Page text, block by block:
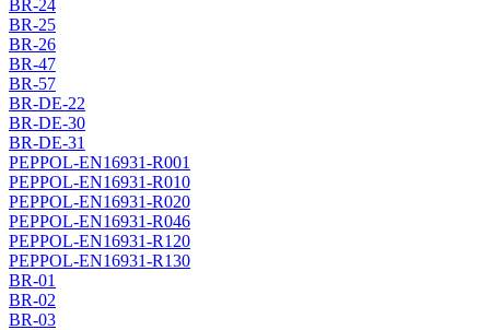
BR-24
BR-25
BR-26
BR-47
BR-57
BR-DE-22
BR-DE-30
BR-DE-31
PEPPOL-EN16931-R001
PEPPOL-EN16931-R010
PEPPOL-EN16931-R020
PEPPOL-EN16931-R046
PEPPOL-EN16931-R120
PEPPOL-EN16931-R130
BR-01
BR-02
BR-03